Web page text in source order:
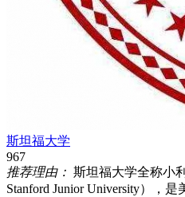
斯坦福大学
967
推荐理由： 斯坦福大学全称小
Stanford Junior University），